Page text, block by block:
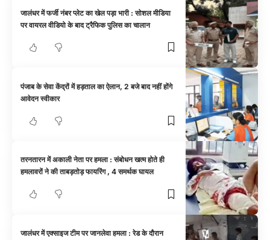
जालंधर में फर्जी नंबर प्लेट का खेल पड़ा भारी : सोशल मीडिया
पर वायरल वीडियो के बाद ट्रैफिक पुलिस का चालान
पंजाब के सेवा केंद्रों में हड़ताल का ऐलान, 2 बजे बाद नहीं होंगे
आवेदन स्वीकार
तरनतारन में अकाली नेता पर हमला : संबोधन खत्म होते ही
हमलावरों ने की ताबड़तोड़ फायरिंग , 4 समर्थक घायल
जालंधर में एक्साइज टीम पर जानलेवा हमला : रेड के दौरान